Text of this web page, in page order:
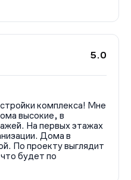
5.0
комплекса! Мне
высокие, в
На первых этажах
Дома в
По проекту выглядит
будет по